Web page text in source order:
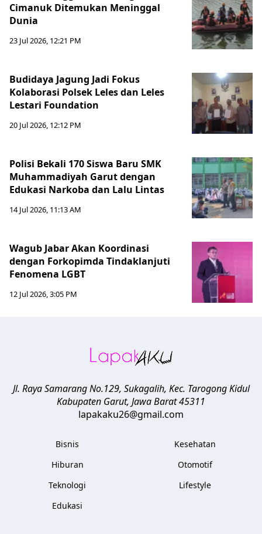
Cimanuk Ditemukan Meninggal
Dunia
23 Jul 2026, 12:21 PM
Budidaya Jagung Jadi Fokus
Kolaborasi Polsek Leles dan Leles
Lestari Foundation
20 Jul 2026, 12:12 PM
Polisi Bekali 170 Siswa Baru SMK
Muhammadiyah Garut dengan
Edukasi Narkoba dan Lalu Lintas
14 Jul 2026, 11:13 AM
Wagub Jabar Akan Koordinasi
dengan Forkopimda Tindaklanjuti
Fenomena LGBT
12 Jul 2026, 3:05 PM
Jl. Raya Samarang No.129, Sukagalih, Kec. Tarogong Kidul
Kabupaten Garut, Jawa Barat45311
lapakaku26@gmail.com
Bisnis
Hiburan
Teknologi
Edukasi
Kesehatan
Otomotif
Lifestyle